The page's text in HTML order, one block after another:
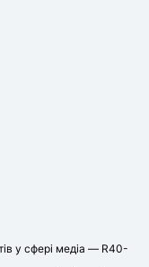
у сфері медіа — R40-